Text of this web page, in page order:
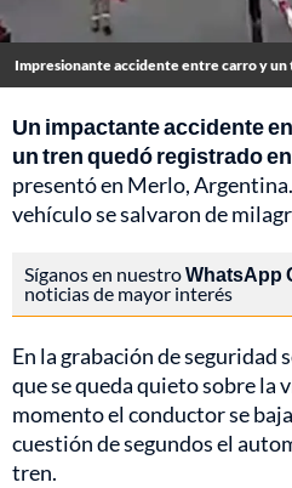
Impresionante accidente entre carro y
Un impactante accidente
un tren quedó registrado
presentó en Merlo,
vehículo se salvaron de
Síganos en nuestroWhatsApp
noticias de mayor interés
En la grabación de seguridad
que se queda quieto sobre la
momento el conductor se
cuestión de segundos el
tren.